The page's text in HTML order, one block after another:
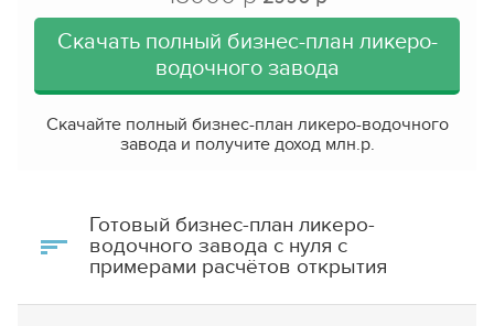
гарантировало привлечение инвестиций.
Более того, наш сайт рекомендуют будущим
предпринимателям сами банки и инвесторы. Зачем
им это? Чтобы сэкономить свои ресурсы и время.
Когда бизнесмен приходит за деньгами, а у него нет
бизнес-плана, то у него нет и понимания, как он
будет зарабатывать, а значит, как вернёт инвестору
что бизнес-план - это первая и самая важная
инвестиция в своё дело.
Скачать полный бизнес-план ликеро-
водочного завода
Скачайте полный бизнес-план ликеро-водочного
завода и получите доход млн.р.
Готовый бизнес-план ликеро-
водочного завода с нуля с
примерами расчётов открытия